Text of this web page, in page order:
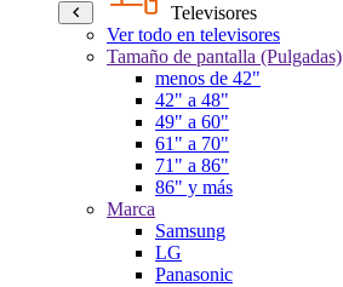
Televisores
Ver todo en televisores
Tamaño de pantalla (Pulgadas)
menos de 42"
42" a 48"
49" a 60"
61" a 70"
71" a 86"
86" y más
Marca
Samsung
LG
Panasonic